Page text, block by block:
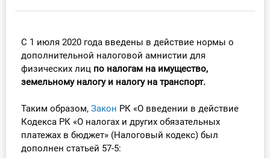
Вебинары
Справочник бухгалтера
Участник ВЭД
Практика ИП
С 1 июля 2020 года введены в действие нормы о
дополнительной налоговой амнистии для
физических лиц по налогам на имущество,
земельному налогу и налогу на транспорт.
Таким образом, Закон РК «О введении в действие
Кодекса РК «О налогах и других обязательных
платежах в бюджет» (Налоговый кодекс) был
дополнен статьей 57-5: